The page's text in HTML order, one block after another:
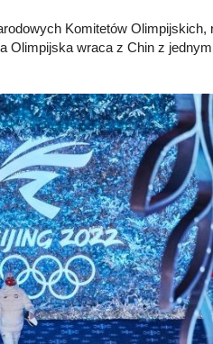
Komitetów
Olimpijska wraca z Chin z